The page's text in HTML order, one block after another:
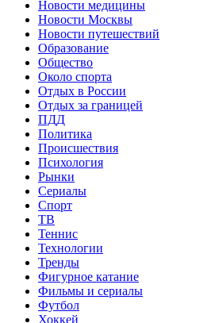
Новости медицины
Новости Москвы
Новости путешествий
Образование
Общество
Около спорта
Отдых в России
Отдых за границей
ПДД
Политика
Происшествия
Психология
Рынки
Сериалы
Спорт
ТВ
Теннис
Технологии
Тренды
Фигурное катание
Фильмы и сериалы
Футбол
Хоккей